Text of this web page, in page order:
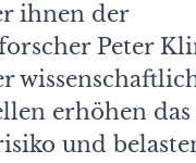
ihnen der
Peter
erhöhen das
und